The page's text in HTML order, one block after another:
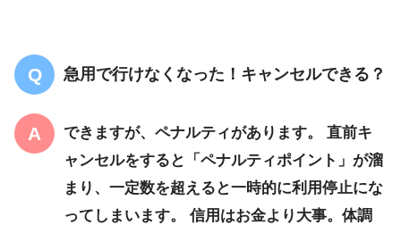
急用で行けなくなった！キャンセルできる？
できますが、ペナルティがあります。 直前キ
ャンセルをすると「ペナルティポイント」が溜
まり、一定数を超えると一時的に利用停止にな
ってしまいます。 信用はお金より大事。体調